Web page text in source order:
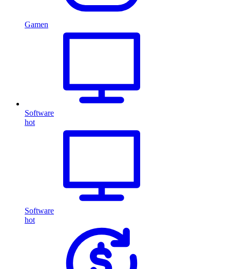
Gamen
Software
hot
Software
hot